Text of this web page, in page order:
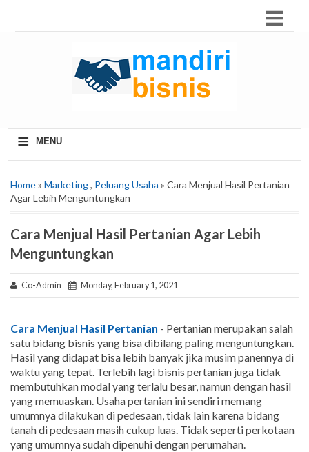
≡ MENU
Home» Marketing, Peluang Usaha » Cara Menjual Hasil Pertanian
Agar Lebih Menguntungkan
Cara Menjual Hasil Pertanian Agar Lebih
Menguntungkan
Co-Admin Monday, February 1, 2021
Cara Menjual Hasil Pertanian - Pertanian merupakan salah
satu bidang bisnis yang bisa dibilang paling menguntungkan.
Hasil yang didapat bisa lebih banyak jika musim panennya di
waktu yang tepat. Terlebih lagi bisnis pertanian juga tidak
membutuhkan modal yang terlalu besar, namun dengan hasil
yang memuaskan. Usaha pertanian ini sendiri memang
umumnya dilakukan di pedesaan, tidak lain karena bidang
tanah di pedesaan masih cukup luas. Tidak seperti perkotaan
yang umumnya sudah dipenuhi dengan perumahan.